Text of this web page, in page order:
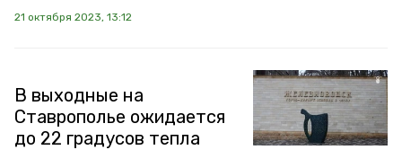
21 октября 2023, 13:12
В выходные на
Ставрополье ожидается
до 22 градусов тепла